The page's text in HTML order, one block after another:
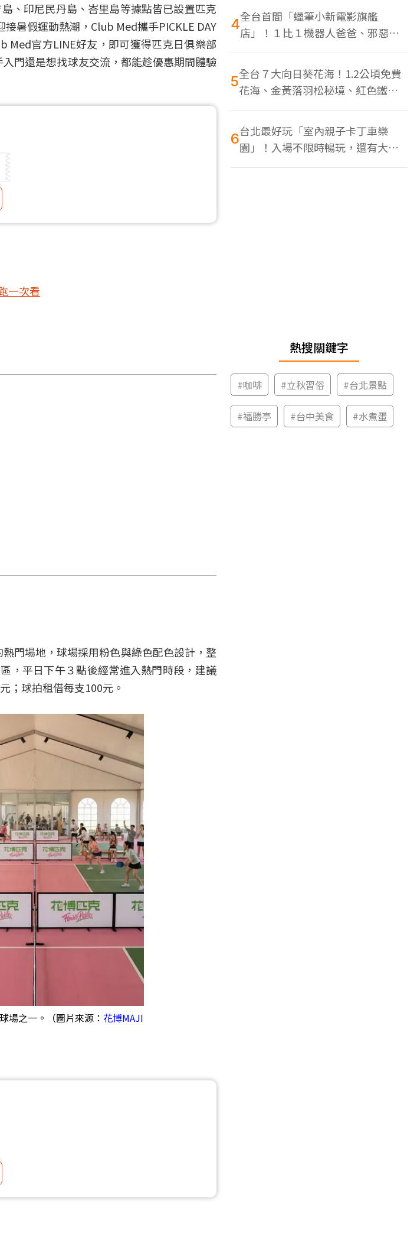
、印尼民丹島、峇里島等據點皆已設置匹克
暑假運動熱潮，Club Med攜手PICKLE DAY
Med官方LINE好友，即可獲得匹克日俱樂部
門還是想找球友交流，都能趁優惠期間體驗
一次看
門場地，球場採用粉色與綠色配色設計，整
，平日下午３點後經常進入熱門時段，建議
；球拍租借每支100元。
場之一。（圖片來源： 花博MAJI
4全台首間「蠟筆小新電影旗艦
店」！１比１機器人爸爸、邪惡正
男，百款周邊買翻
5全台７大向日葵花海！1.2公頃免費
花海、金黃落羽松秘境、紅色鐵橋
同框
6台北最好玩「室內親子卡丁車樂
園」！入場不限時暢玩，還有大螢
幕Switch遊戲區
熱搜關鍵字
#咖啡 #立秋習俗 #台北景點
#福勝亭 #台中美食 #水煮蛋